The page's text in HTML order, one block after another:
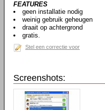
FEATURES
geen installatie nodig
weinig gebruik geheugen
draait op achtergrond
gratis.
Stel een correctie voor
Screenshots: